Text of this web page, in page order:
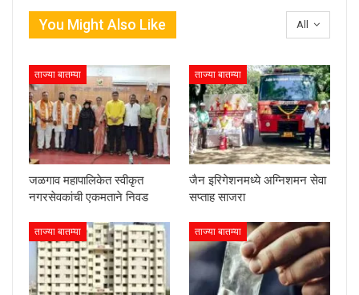
All
You Might Also Like
ताज्या बातम्या
जळगाव महापालिकेत स्वीकृत
नगरसेवकांची एकमताने निवड
ताज्या बातम्या
जैन इरिगेशनमध्ये अग्निशमन सेवा
सप्ताह साजरा
ताज्या बातम्या ताज्या बातम्या